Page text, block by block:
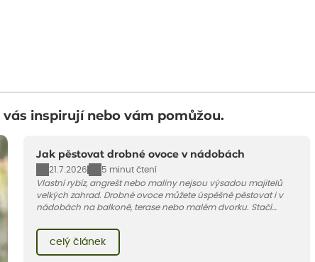
inspirují nebo vám pomůžou.
Jak pěstovat drobné ovoce v nádobách
21.7.2026
5 minut čtení
Vlastní rybíz, angrešt nebo maliny nejsou výsadou majitelů
velkých zahrad. Drobné ovoce můžete úspěšně pěstovat i v
nádobách na balkoně, terase nebo malém dvorku. Stačí
pár základních pravidel. V tomto článku vám poradíme, jak na
celý článek